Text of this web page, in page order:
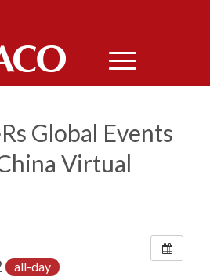
Global Events
Virtual
all-day